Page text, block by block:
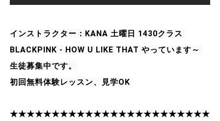
インストラクター：KANA 土曜日 1430クラス
BLACKPINK - HOW U LIKE THAT やっています～
生徒募集中です。
初回無料体験レッスン、見学OK
★★★★★★★★★★★★★★★★★★★★★★★★